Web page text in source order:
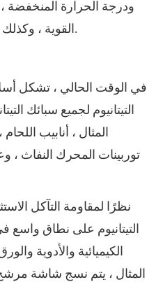
ودرجة الحرارة المنخفضة
القوية ، وكذلك قوة عالية ومنخفضة الكثافة.
في الوقت الحالي ، تشكل
التيتانيوم لجميع سبائك
المثال ، أنابيب
توربينات المحرك النفاث ،
نظرًا لمقاومة التآكل
التيتانيوم على نطاق
الكيميائية والأدوية
المثال ، يتم نسج شاشة مرشح